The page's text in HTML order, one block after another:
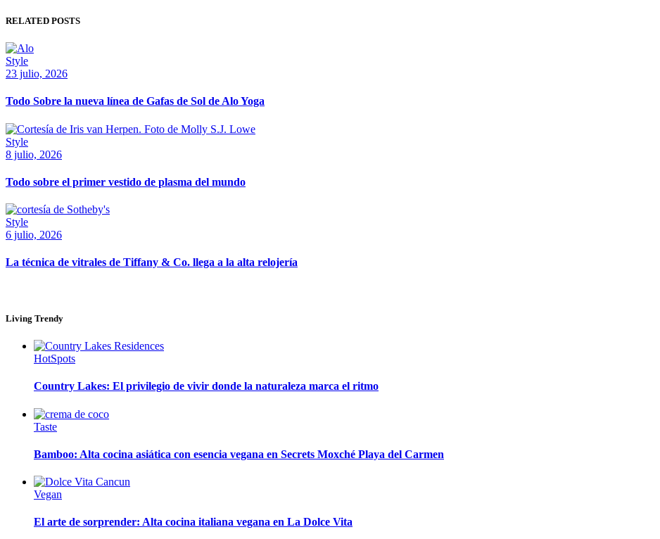
RELATED POSTS
Style
23 julio, 2026
Todo Sobre la nueva línea de Gafas de Sol de Alo Yoga
Style
8 julio, 2026
Todo sobre el primer vestido de plasma del mundo
Style
6 julio, 2026
La técnica de vitrales de Tiffany & Co. llega a la alta relojería
Living Trendy
HotSpots
Country Lakes: El privilegio de vivir donde la naturaleza marca el ritmo
Taste
Bamboo: Alta cocina asiática con esencia vegana en Secrets Moxché Playa del Carmen
Vegan
El arte de sorprender: Alta cocina italiana vegana en La Dolce Vita